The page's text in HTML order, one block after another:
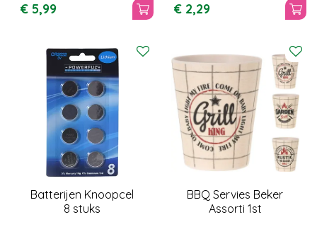
€ 5,99 € 2,29
Batterijen Knoopcel
8 stuks
BBQ Servies Beker
Assorti 1st